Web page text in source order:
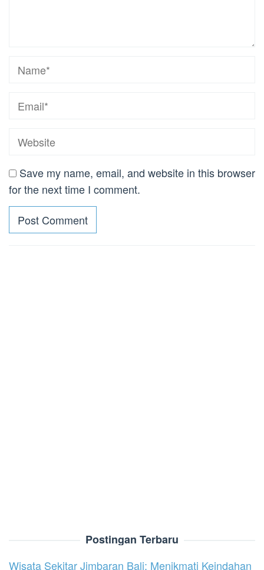
Save my name, email, and website in this browser
for the next time I comment.
Postingan Terbaru
Wisata Sekitar Jimbaran Bali: Menikmati Keindahan